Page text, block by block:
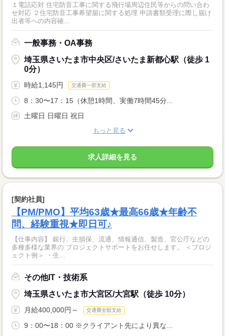
１電話応対 住宅防音工事に関する飛行場周辺住民等からの問い合わ
せ対応 ２住宅防音工事希望届に関する処理 申請書類受理に際し届け
出者等への内容確...
一般事務・OA事務
埼玉県さいたま市中央区/さいたま新都心駅（徒歩 1
0分）
時給1,145円 交通費一部支給
8：30〜17：15（休憩1時間、実働7時間45分...
土曜日 日曜日 祝日
もっと見る
求人詳細を見る
[契約社員]
【PM/PMO】平均63歳★最高66歳★年齢不
問、経験重視★即日可♪
【仕事内容】 銀行、生損保、流通、情報通信、製造、官公庁などの
多種多様な業界の プロジェクトサポートをお任せします。 ＜プロジ
ェクト例＞ ・生...
その他IT・技術系
埼玉県さいたま市大宮区/大宮駅（徒歩 10分）
月給400,000円～ 交通費全額支給
9：00〜18：00 ※クライアント先により異な...